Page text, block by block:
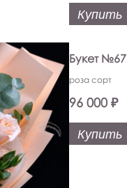
Купить
Букет №67
роза сорт
96 000 ₽
Купить